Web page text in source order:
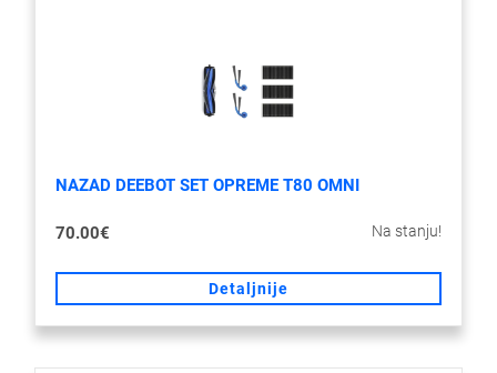
NAZAD DEEBOT SET OPREME T80 OMNI
70.00€ Na stanju!
Detaljnije